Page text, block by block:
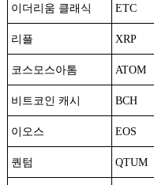
이더리움 클래식 ETC
리플 XRP
코스모스아톰 ATOM
비트코인 캐시 BCH
이오스 EOS
퀀텀 QTUM